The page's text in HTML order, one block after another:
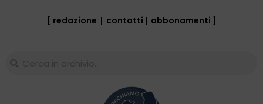
[ redazione | contatti | abbonamenti ]